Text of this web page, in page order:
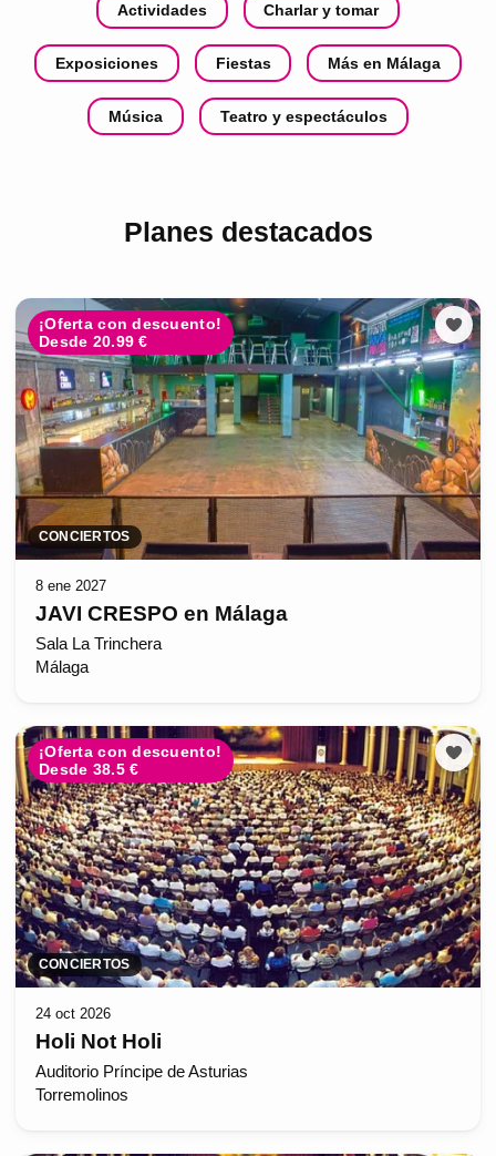
Actividades Charlar y tomar
Exposiciones Fiestas Más en Málaga
Música Teatro y espectáculos
Planes destacados
¡Oferta con descuento!
Desde 20.99 €
CONCIERTOS
8 ene 2027
JAVI CRESPO en Málaga
Sala La Trinchera
Málaga
¡Oferta con descuento!
Desde 38.5 €
CONCIERTOS
24 oct 2026
Holi Not Holi
Auditorio Príncipe de Asturias
Torremolinos